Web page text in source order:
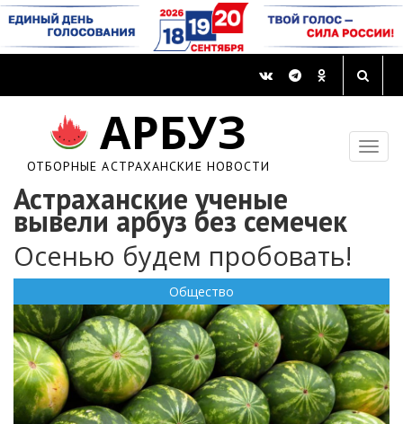
АРБУЗ
ОТБОРНЫЕ АСТРАХАНСКИЕ НОВОСТИ
Астраханские ученые
вывели арбуз без семечек
Осенью будем пробовать!
Общество